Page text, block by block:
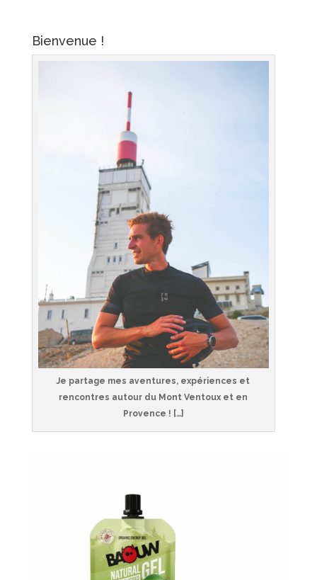
Bienvenue !
Je partage mes aventures, expériences et
rencontres autour du Mont Ventoux et en
Provence ! […]